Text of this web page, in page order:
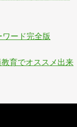
ード完全版
育でオススメ出来